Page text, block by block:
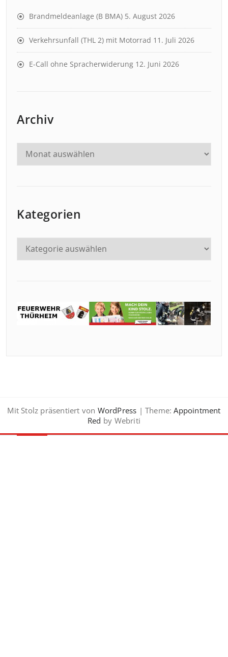
Brandmeldeanlage (B BMA) 5. August 2026
Verkehrsunfall (THL 2) mit Motorrad 11. Juli 2026
E-Call ohne Spracherwiderung 12. Juni 2026
Archiv
Kategorien
Mit Stolz präsentiert von WordPress | Theme: Appointment
Red by Webriti